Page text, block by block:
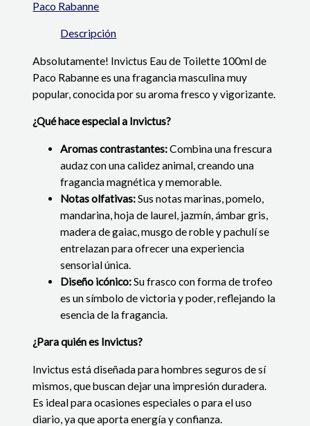
Paco Rabanne
Descripción
Absolutamente! Invictus Eau de Toilette 100ml de
Paco Rabanne es una fragancia masculina muy
popular, conocida por su aroma fresco y vigorizante.
¿Qué hace especial a Invictus?
Aromas contrastantes:Combina una frescura
audaz con una calidez animal, creando una
fragancia magnética y memorable.
Notas olfativas:Sus notas marinas, pomelo,
mandarina, hoja de laurel, jazmín, ámbar gris,
madera de gaiac, musgo de roble y pachulí se
entrelazan para ofrecer una experiencia
sensorial única.
Diseño icónico:Su frasco con forma de trofeo
es un símbolo de victoria y poder, reflejando la
esencia de la fragancia.
¿Para quién es Invictus?
Invictus está diseñada para hombres seguros de sí
mismos, que buscan dejar una impresión duradera.
Es ideal para ocasiones especiales o para el uso
diario, ya que aporta energía y confianza.